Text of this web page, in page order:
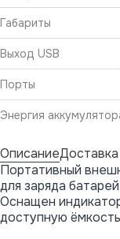
Габариты
Выход USB
Порты
Энергия
Описание
Портативный
для заряда
Оснащен
доступную